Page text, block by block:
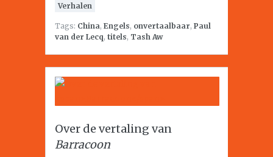
Verhalen
Tags: China, Engels, onvertaalbaar, Paul
van der Lecq, titels, Tash Aw
Over de vertaling van
Barracoon